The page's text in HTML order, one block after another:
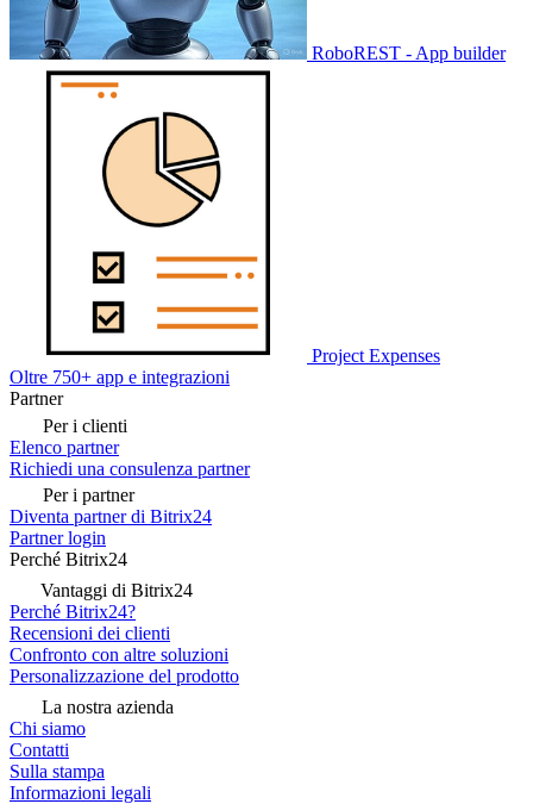
RoboREST - App builder
Project Expenses
Oltre 750+ app e integrazioni
Partner
Per i clienti
Elenco partner
Richiedi una consulenza partner
Per i partner
Diventa partner di Bitrix24
Partner login
Perché Bitrix24
Vantaggi di Bitrix24
Perché Bitrix24?
Recensioni dei clienti
Confronto con altre soluzioni
Personalizzazione del prodotto
La nostra azienda
Chi siamo
Contatti
Sulla stampa
Informazioni legali